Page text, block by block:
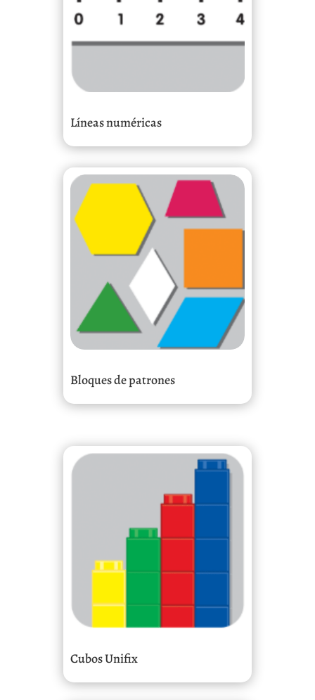
Líneas numéricas
Bloques de patrones
Cubos Unifix